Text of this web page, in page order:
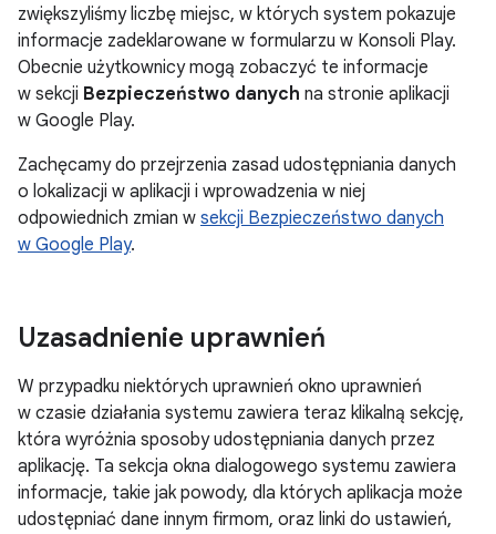
zwiększyliśmy liczbę miejsc, w których system pokazuje
informacje zadeklarowane w formularzu w Konsoli Play.
Obecnie użytkownicy mogą zobaczyć te informacje
w sekcji Bezpieczeństwo danych na stronie aplikacji
w Google Play.
Zachęcamy do przejrzenia zasad udostępniania danych
o lokalizacji w aplikacji i wprowadzenia w niej
odpowiednich zmian w sekcji Bezpieczeństwo danych
w Google Play.
Uzasadnienie uprawnień
W przypadku niektórych uprawnień okno uprawnień
w czasie działania systemu zawiera teraz klikalną sekcję,
która wyróżnia sposoby udostępniania danych przez
aplikację. Ta sekcja okna dialogowego systemu zawiera
informacje, takie jak powody, dla których aplikacja może
udostępniać dane innym firmom, oraz linki do ustawień,